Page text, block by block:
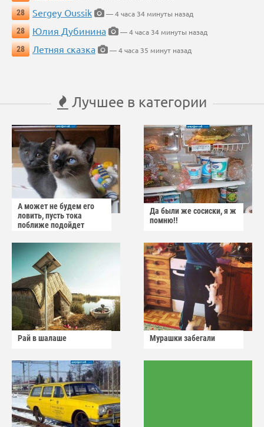
28
Sergey Oussik
— 4 часа 34 минуты назад
28
Юлия Дубинина
— 4 часа 34 минуты назад
28
Летняя сказка — 4 часа 35 минут назад
Лучшее в категории
А может не будем его
ловить, пусть тока
поближе подойдет
Да были же сосиски, я ж
помню!!
Рай в шалаше Мурашки забегали